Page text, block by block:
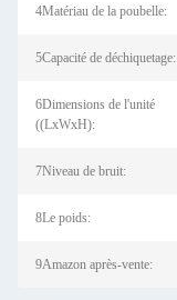
4Matériau de la poubelle:
5Capacité de déchiquetage:
6Dimensions de l'unité
((LxWxH):
7Niveau de bruit:
8Le poids:
9Amazon après-vente: